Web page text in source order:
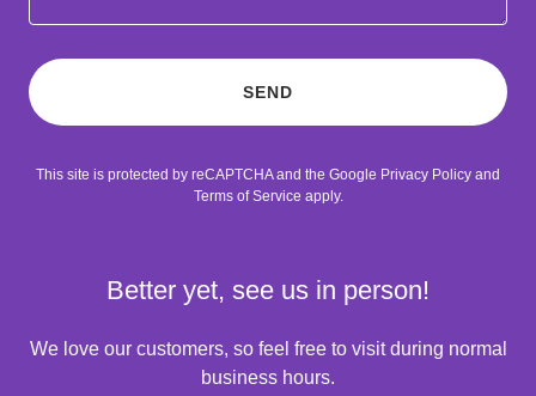
SEND
This site is protected by reCAPTCHA and the Google Privacy Policy and
Terms of Service apply.
Better yet, see us in person!
We love our customers, so feel free to visit during normal
business hours.